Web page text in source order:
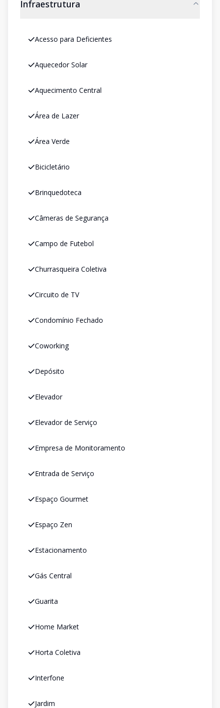
Infraestrutura
Acesso para Deficientes
Aquecedor Solar
Aquecimento Central
Área de Lazer
Área Verde
Bicicletário
Brinquedoteca
Câmeras de Segurança
Campo de Futebol
Churrasqueira Coletiva
Circuito de TV
Condomínio Fechado
Coworking
Depósito
Elevador
Elevador de Serviço
Empresa de Monitoramento
Entrada de Serviço
Espaço Gourmet
Espaço Zen
Estacionamento
Gás Central
Guarita
Home Market
Horta Coletiva
Interfone
Jardim